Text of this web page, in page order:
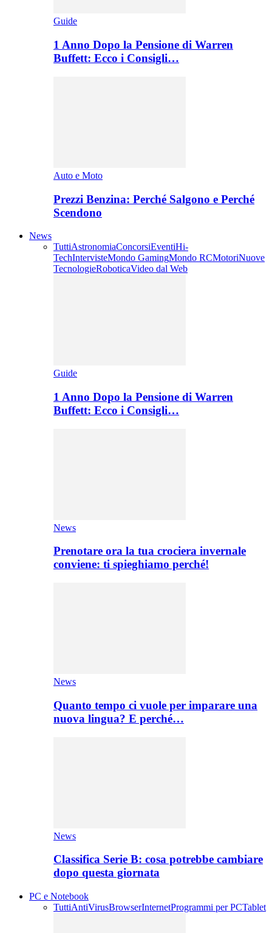
Guide
1 Anno Dopo la Pensione di Warren
Buffett: Ecco i Consigli…
Auto e Moto
Prezzi Benzina: Perché Salgono e Perché
Scendono
News
TuttiAstronomiaConcorsiEventiHi-
TechIntervisteMondo GamingMondo RCMotoriNuove
TecnologieRoboticaVideo dal Web
Guide
1 Anno Dopo la Pensione di Warren
Buffett: Ecco i Consigli…
News
Prenotare ora la tua crociera invernale
conviene: ti spieghiamo perché!
News
Quanto tempo ci vuole per imparare una
nuova lingua? E perché…
News
Classifica Serie B: cosa potrebbe cambiare
dopo questa giornata
PC e Notebook
TuttiAntiVirusBrowserInternetProgrammi per PCTablet